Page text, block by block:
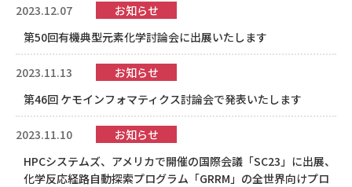
2023.12.07
お知らせ
第50回有機典型元素化学討論会に出展いたします
2023.11.13
お知らせ
第46回 ケモインフォマティクス討論会で発表いたします
2023.11.10
お知らせ
HPCシステムズ、アメリカで開催の国際会議「SC23」に出展、
化学反応経路自動探索プログラム「GRRM」の全世界向けプロ